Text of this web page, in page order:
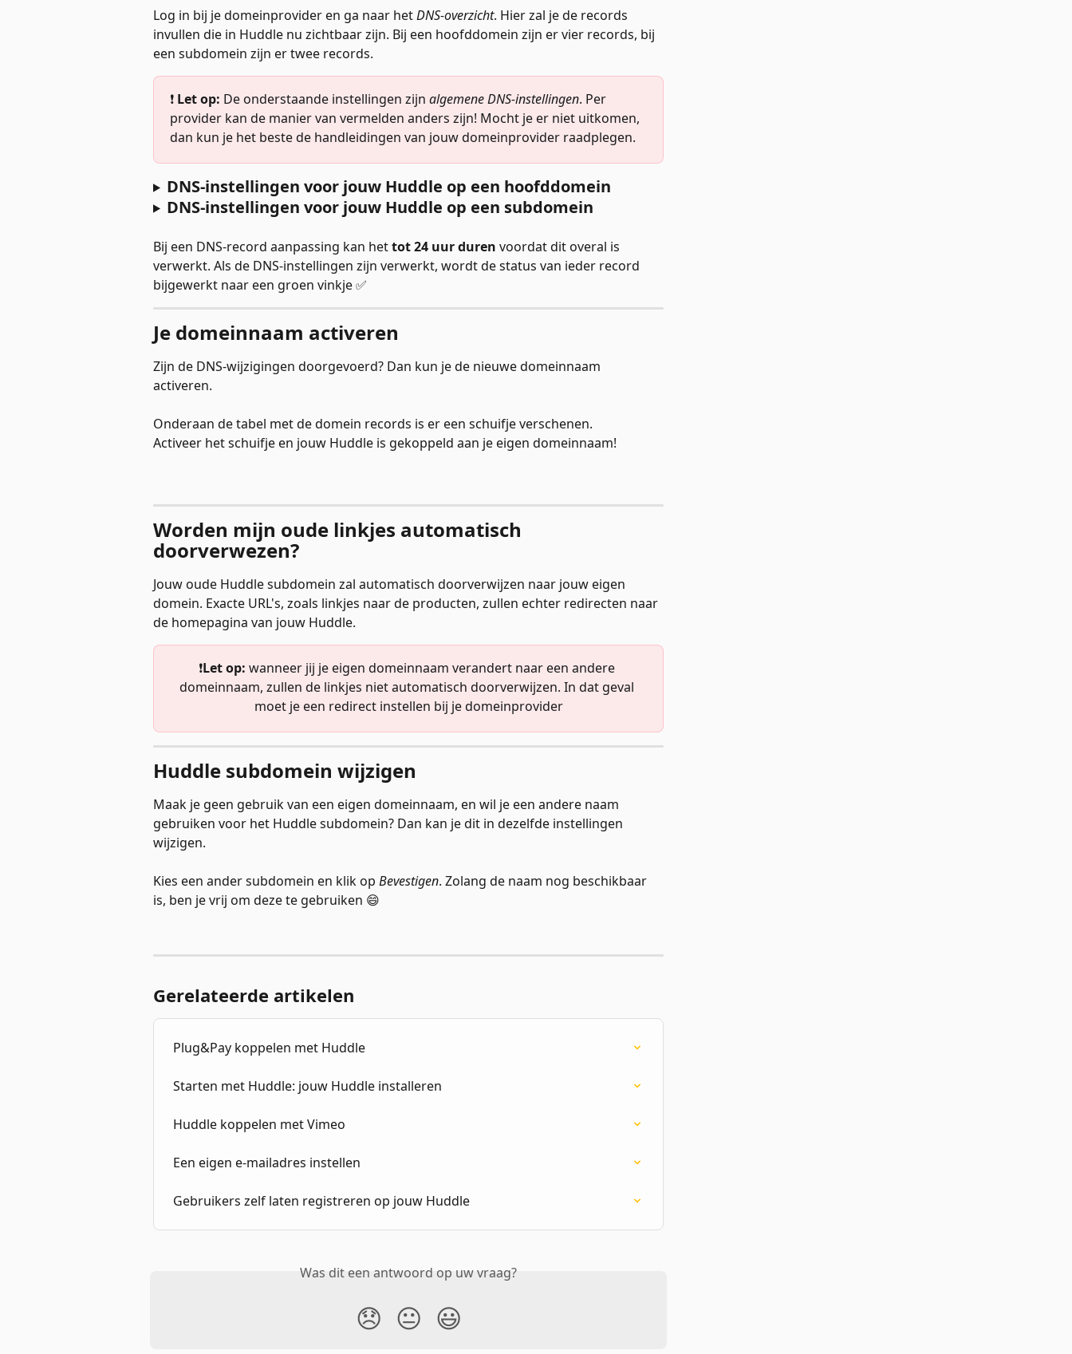
Log in bij je domeinprovider en ga naar het DNS-overzicht. Hier zal je de records
invullen die in Huddle nu zichtbaar zijn. Bij een hoofddomein zijn er vier records, bij
een subdomein zijn er twee records.
❗ Let op: De onderstaande instellingen zijn algemene DNS-instellingen. Per
provider kan de manier van vermelden anders zijn! Mocht je er niet uitkomen,
dan kun je het beste de handleidingen van jouw domeinprovider raadplegen.
DNS-instellingen voor jouw Huddle op een hoofddomein
DNS-instellingen voor jouw Huddle op een subdomein
Bij een DNS-record aanpassing kan het tot 24 uur duren voordat dit overal is
verwerkt. Als de DNS-instellingen zijn verwerkt, wordt de status van ieder record
bijgewerkt naar een groen vinkje ✅
Je domeinnaam activeren
Zijn de DNS-wijzigingen doorgevoerd? Dan kun je de nieuwe domeinnaam
activeren.
Onderaan de tabel met de domein records is er een schuifje verschenen.
Activeer het schuifje en jouw Huddle is gekoppeld aan je eigen domeinnaam!
Worden mijn oude linkjes automatisch
doorverwezen?
Jouw oude Huddle subdomein zal automatisch doorverwijzen naar jouw eigen
domein. Exacte URL's, zoals linkjes naar de producten, zullen echter redirecten naar
de homepagina van jouw Huddle.
❗️Let op: wanneer jij je eigen domeinnaam verandert naar een andere
domeinnaam, zullen de linkjes niet automatisch doorverwijzen. In dat geval
moet je een redirect instellen bij je domeinprovider
Huddle subdomein wijzigen
Maak je geen gebruik van een eigen domeinnaam, en wil je een andere naam
gebruiken voor het Huddle subdomein? Dan kan je dit in dezelfde instellingen
wijzigen.
Kies een ander subdomein en klik op Bevestigen. Zolang de naam nog beschikbaar
is, ben je vrij om deze te gebruiken 😄
Gerelateerde artikelen
Plug&Pay koppelen met Huddle
Starten met Huddle: jouw Huddle installeren
Huddle koppelen met Vimeo
Een eigen e-mailadres instellen
Gebruikers zelf laten registreren op jouw Huddle
Was dit een antwoord op uw vraag?
😞 😐 😃